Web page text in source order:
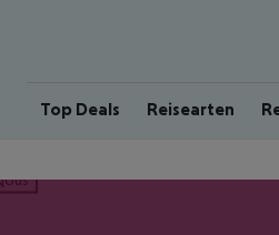
Top Deals Reisearten